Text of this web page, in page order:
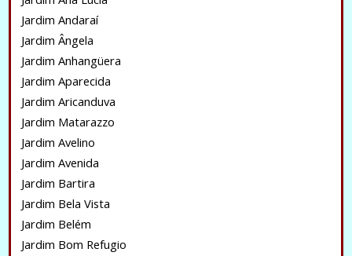
Jardim Andaraí
Jardim Ângela
Jardim Anhangüera
Jardim Aparecida
Jardim Aricanduva
Jardim Matarazzo
Jardim Avelino
Jardim Avenida
Jardim Bartira
Jardim Bela Vista
Jardim Belém
Jardim Bom Refugio